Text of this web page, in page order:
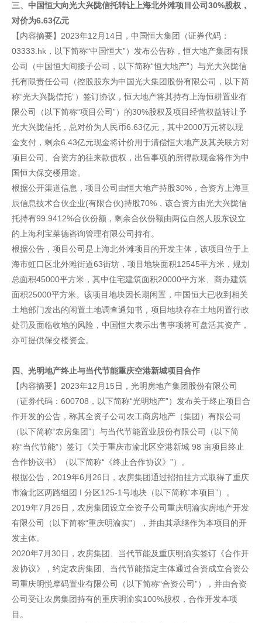
三、中国恒大向光大兴陇信托转让上海北外滩项目公司30%股权，
对价为6.63亿元
【内容摘要】2023年12月14日，中国恒大集团（证券代码：
03333.hk，以下简称“中国恒大”）发布公告称，恒大地产集团有限
公司（中国恒大间接子公司，以下简称“恒大地产”）与光大兴陇信
托有限责任公司（控股股东为中国光大集团股份有限公司，以下简
称“光大兴陇信托”）签订协议，恒大地产将其持有上海恒耕置业有
限公司（以下简称“项目公司”）的30%股权及项目经营权益转让予
光大兴陇信托，总对价为人民币6.63亿元，其中2000万元将以现
金支付，剩余6.43亿元现金将计价用于清偿恒大地产及其关联方对
项目公司、合资方的往来款债权，出售事项的所得款现金将作为中
国恒大保交楼用途。
根据公开渠道信息，项目公司由恒大地产持股30%，合资方上海亘
辰信息技术合伙企业(有限合伙)持股70%，该合资方由光大兴陇信
托持有99.9412%合伙份额，剩余合伙份额由两位自然人股东设立
的上海利宝莱德咨询管理有限公司持有。
根据公告，项目公司是上海北外滩项目的开发主体，该项目位于上
海市虹口区北外滩街道63街坊，项目地块面积12545平方米，规划
总面积45000平方米，其中住宅建筑面积20000平方米、商办建筑
面积25000平方米。该项目地块因长期闲置，中国恒大已收到相关
土地部门发出的闲置土地调查通知书，项目地块存在土地闲置行政
处罚及面临收地的风险，中国恒大表示出售事项将可盘活其资产，
亦可提供保交楼资金。
四、光明地产终止与当代节能重庆空港新城项目合作
【内容摘要】2023年12月15日，光明房地产集团股份有限公司
（证券代码：600708，以下简称“光明地产”）发布关于终止项目合
作开发的公告，称其全资子公司农工商房地产（集团）有限公司
（以下简称“农房集团”）与当代节能置业股份有限公司（以下简
称“当代节能”）签订《关于重庆市渝北区空港新城 98 亩项目终止
合作协议书》（以下简称“《终止合作协议》”）。
根据公告，2019年6月26日，农房集团通过招拍挂方式取得了重庆
市渝北区两路组团 I 分区125-1号地块（以下简称“本项目”）。
2019年7月26日，农房集团设立全资子公司重庆明渝实房地产开发
有限公司（以下简称“重庆明渝实”），并由其承继作为本项目的开
发主体。
2020年7月30日，农房集团、当代节能及重庆明渝实签订《合作开
发协议》，约定农房集团、当代节能指定主体通过合资成立合资公
司重庆明悦摩码置业有限公司（以下简称“合资公司”），并由合资
公司受让农房集团持有的重庆明渝实100%股权，合作开发本项
目。